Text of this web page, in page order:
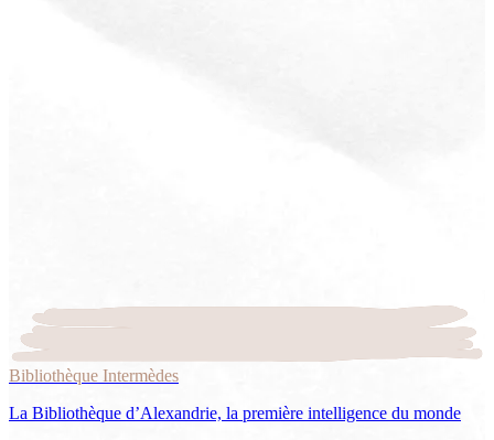
Bibliothèque Intermèdes
La Bibliothèque d’Alexandrie, la première intelligence du monde